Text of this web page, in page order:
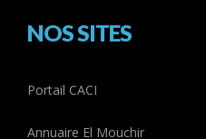
NOS SITES
Portail CACI
Annuaire El Mouchir